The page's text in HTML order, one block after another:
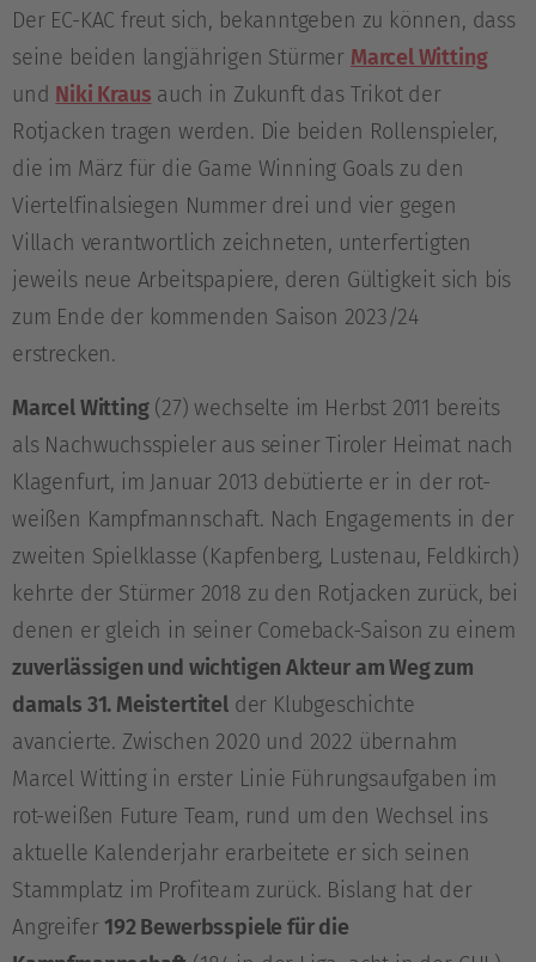
Der EC-KAC freut sich, bekanntgeben zu können, dass
seine beiden langjährigen Stürmer Marcel Witting
und Niki Kraus auch in Zukunft das Trikot der
Rotjacken tragen werden. Die beiden Rollenspieler,
die im März für die Game Winning Goals zu den
Viertelfinalsiegen Nummer drei und vier gegen
Villach verantwortlich zeichneten, unterfertigten
jeweils neue Arbeitspapiere, deren Gültigkeit sich bis
zum Ende der kommenden Saison 2023/24
erstrecken.
Marcel Witting(27) wechselte im Herbst 2011 bereits
als Nachwuchsspieler aus seiner Tiroler Heimat nach
Klagenfurt, im Januar 2013 debütierte er in der rot-
weißen Kampfmannschaft. Nach Engagements in der
zweiten Spielklasse (Kapfenberg, Lustenau, Feldkirch)
kehrte der Stürmer 2018 zu den Rotjacken zurück, bei
denen er gleich in seiner Comeback-Saison zu einem
zuverlässigen und wichtigen Akteur am Weg zum
damals 31. Meistertitelder Klubgeschichte
avancierte. Zwischen 2020 und 2022 übernahm
Marcel Witting in erster Linie Führungsaufgaben im
rot-weißen Future Team, rund um den Wechsel ins
aktuelle Kalenderjahr erarbeitete er sich seinen
Stammplatz im Profiteam zurück. Bislang hat der
Angreifer 192 Bewerbsspiele für die